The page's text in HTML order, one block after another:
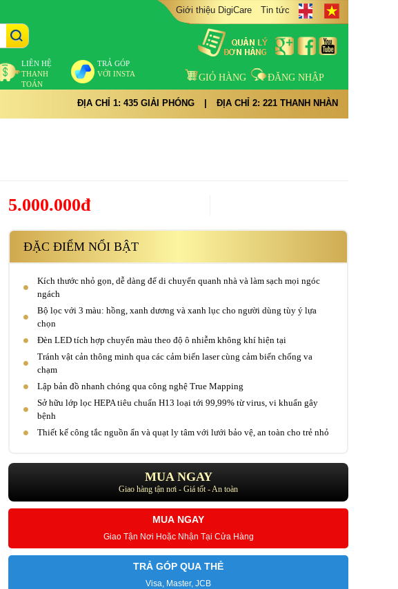
LIÊN HỆ
THANH
TOÁN
TRẢ GÓP
VỚI INSTA
Giới thiệu DigiCare Tin tức
GIỎ HÀNG ĐĂNG NHẬP
ĐỊA CHỈ 1: 435 GIẢI PHÓNG ĐỊA CHỈ 2: 221 THANH NHÀN
5.000.000đ
ĐẶC ĐIỂM NỔI BẬT
Kích thước nhỏ gọn, dễ dàng để di chuyển quanh nhà và làm sạch mọi ngóc
ngách
Bộ lọc với 3 màu: hồng, xanh dương và xanh lục cho người dùng tùy ý lựa
chọn
Đèn LED tích hợp chuyển màu theo độ ô nhiễm không khí hiện tại
Tránh vật cản thông minh qua các cảm biến laser cùng cảm biến chống va
chạm
Lập bản đồ nhanh chóng qua công nghệ True Mapping
Sở hữu lớp lọc HEPA tiêu chuẩn H13 loại tới 99,99% từ virus, vi khuẩn gây
bệnh
Thiết kế công tắc nguồn ẩn và quạt ly tâm với lưới bảo vệ, an toàn cho trẻ nhỏ
MUA NGAY
Giao hàng tận nơi - Giá tốt - An toàn
MUA NGAY
Giao Tận Nơi Hoặc Nhận Tại Cửa Hàng
TRẢ GÓP QUA THẺ
Visa, Master, JCB